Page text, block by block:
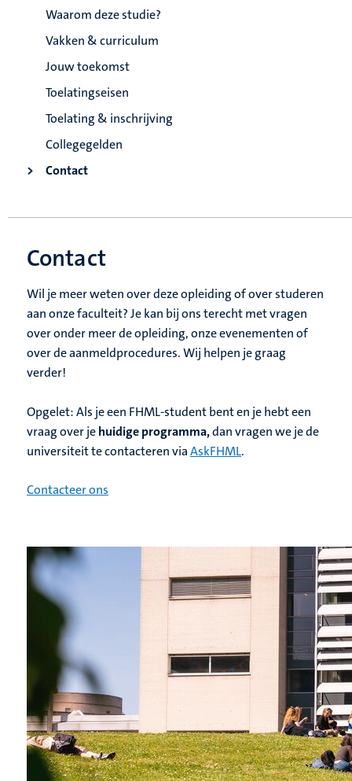
Waarom deze studie?
Vakken & curriculum
Jouw toekomst
Toelatingseisen
Toelating & inschrijving
Collegegelden
Contact
Contact
Wil je meer weten over deze opleiding of over studeren
aan onze faculteit? Je kan bij ons terecht met vragen
over onder meer de opleiding, onze evenementen of
over de aanmeldprocedures. Wij helpen je graag
verder!
Opgelet: Als je een FHML-student bent en je hebt een
vraag over jehuidige programma,dan vragen we je de
universiteit te contacteren viaAskFHML.
Contacteer ons